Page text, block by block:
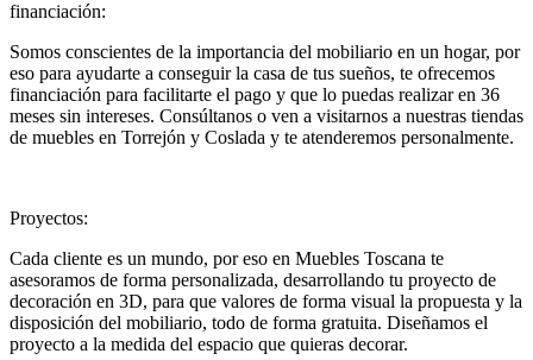
financiación:
Somos conscientes de la importancia del mobiliario en un hogar, por
eso para ayudarte a conseguir la casa de tus sueños, te ofrecemos
financiación para facilitarte el pago y que lo puedas realizar en 36
meses sin intereses. Consúltanos o ven a visitarnos a nuestras tiendas
de muebles en Torrejón y Coslada y te atenderemos personalmente.
Proyectos:
Cada cliente es un mundo, por eso en Muebles Toscana te
asesoramos de forma personalizada, desarrollando tu proyecto de
decoración en 3D, para que valores de forma visual la propuesta y la
disposición del mobiliario, todo de forma gratuita. Diseñamos el
proyecto a la medida del espacio que quieras decorar.